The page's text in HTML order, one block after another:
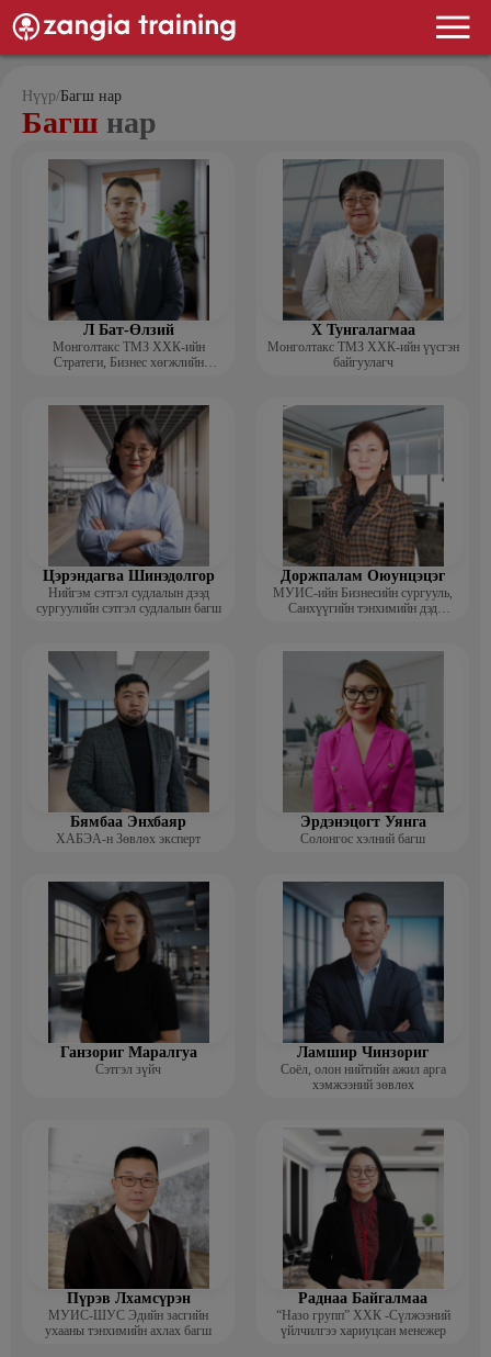
Нүүр/Багш нар
Багш нар
Л Бат-Өлзий
Монголтакс ТМЗ ХХК-ийн
Стратеги, Бизнес хөгжлийн
Х Тунгалагмаа
Монголтакс ТМЗ ХХК-ийн үүсгэн
байгуулагч
Цэрэндагва Шинэдолгор
Нийгэм сэтгэл судлалын дээд
сургуулийн сэтгэл судлалын багш
Доржпалам Оюунцэцэг
МУИС-ийн Бизнесийн сургууль,
Санхүүгийн тэнхимийн дэд
Бямбаа Энхбаяр
ХАБЭА-н Зөвлөх эксперт
Эрдэнэцогт Уянга
Солонгос хэлний багш
Ганзориг Маралгуа
Сэтгэл зүйч
Ламшир Чинзориг
Соёл, олон нийтийн ажил арга
хэмжээний зөвлөх
Пүрэв Лхамсүрэн
МУИС-ШУС Эдийн засгийн
ухааны тэнхимийн ахлах багш
Раднаа Байгалмаа
“Назо групп” ХХК -Сүлжээний
үйлчилгээ хариуцсан менежер